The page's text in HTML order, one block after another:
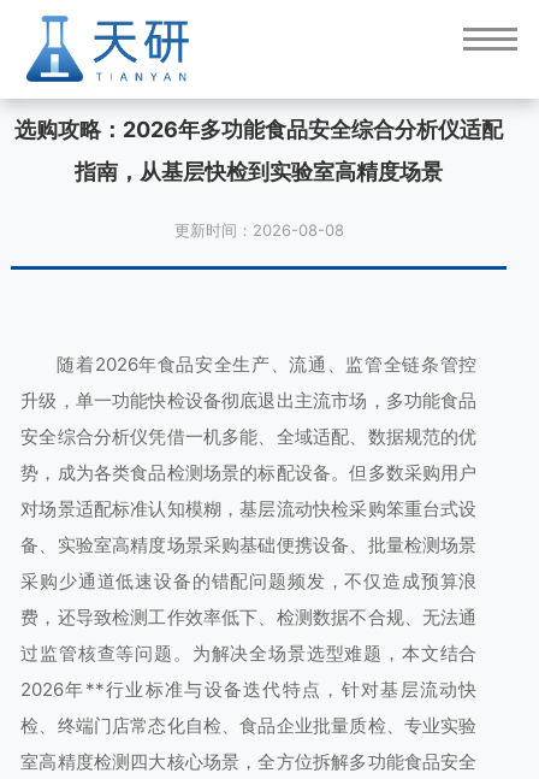
选购攻略：2026年多功能食品安全综合分析仪适配
指南，从基层快检到实验室高精度场景
更新时间：2026-08-08
随着2026年食品安全生产、流通、监管全链条管控
升级，单一功能快检设备彻底退出主流市场，多功能食品
安全综合分析仪凭借一机多能、全域适配、数据规范的优
势，成为各类食品检测场景的标配设备。但多数采购用户
对场景适配标准认知模糊，基层流动快检采购笨重台式设
备、实验室高精度场景采购基础便携设备、批量检测场景
采购少通道低速设备的错配问题频发，不仅造成预算浪
费，还导致检测工作效率低下、检测数据不合规、无法通
过监管核查等问题。为解决全场景选型难题，本文结合
2026年**行业标准与设备迭代特点，针对基层流动快
检、终端门店常态化自检、食品企业批量质检、专业实验
室高精度检测四大核心场景，全方位拆解多功能食品安全